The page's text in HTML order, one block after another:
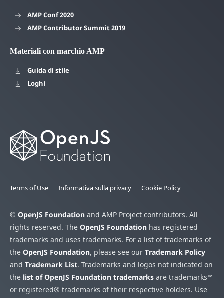
AMP Conf 2020
AMP Contributor Summit 2019
Materiali con marchio AMP
Guida di stile
Loghi
Terms of Use Informativa sulla privacy Cookie Policy
© OpenJS Foundation and AMP Project contributors. All
rights reserved. The OpenJS Foundation has registered
trademarks and uses trademarks. For a list of trademarks of
the OpenJS Foundation, please see our Trademark Policy
and Trademark List. Trademarks and logos not indicated on
the list of OpenJS Foundation trademarks are trademarks™
or registered® trademarks of their respective holders. Use